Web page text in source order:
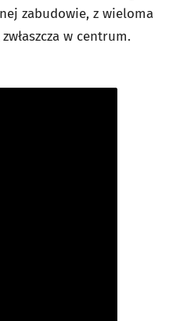
zabudowie, z wieloma
w centrum.